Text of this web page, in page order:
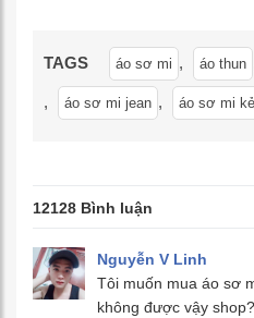
TAGS áo sơ mi , áo thun
, áo sơ mi jean , áo sơ mi
12128 Bình luận
Nguyễn V Linh
Tôi muốn mua áo sơ
không được vậy shop?